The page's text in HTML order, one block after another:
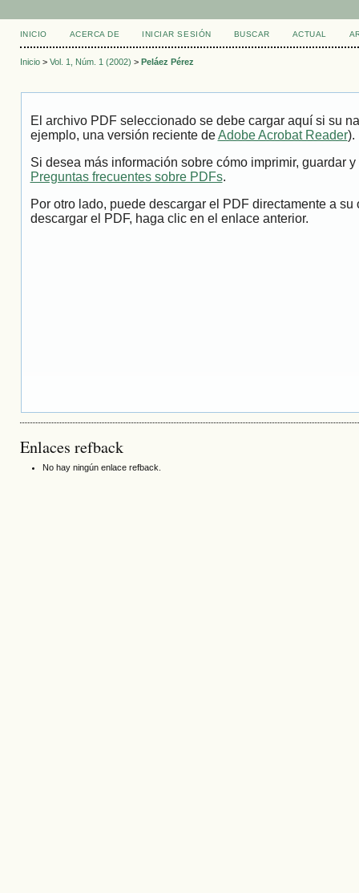
INICIO ACERCA DE INICIAR SESIÓN BUSCAR ACTUAL
Inicio> Vol. 1, Núm. 1 (2002) > Peláez Pérez
El archivo PDF seleccionado se debe cargar aquí si su
ejemplo, una versión reciente deAdobe Acrobat Reader).
Si desea más información sobre cómo imprimir, guardar
Preguntas frecuentes sobre PDFs.
Por otro lado, puede descargar el PDF directamente a
descargar el PDF, haga clic en el enlace anterior.
Enlaces refback
No hay ningún enlace refback.